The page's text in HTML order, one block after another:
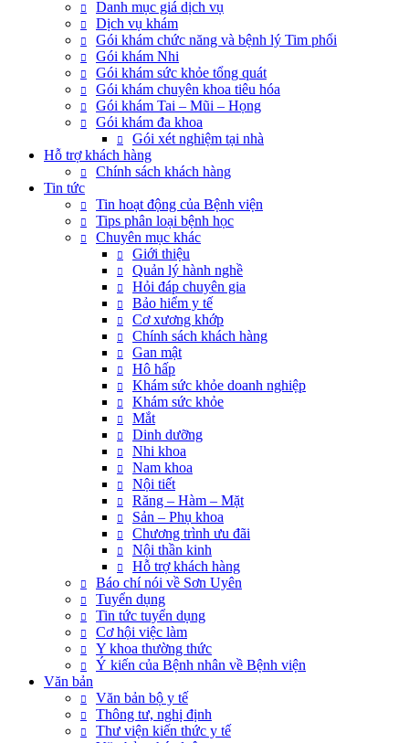
Danh mục giá dịch vụ
Dịch vụ khám
Gói khám chức năng và bệnh lý Tim phổi
Gói khám Nhi
Gói khám sức khỏe tổng quát
Gói khám chuyên khoa tiêu hóa
Gói khám Tai – Mũi – Họng
Gói khám đa khoa
Gói xét nghiệm tại nhà
Hỗ trợ khách hàng
Chính sách khách hàng
Tin tức
Tin hoạt động của Bệnh viện
Tips phân loại bệnh học
Chuyên mục khác
Giới thiệu
Quản lý hành nghề
Hỏi đáp chuyên gia
Bảo hiểm y tế
Cơ xương khớp
Chính sách khách hàng
Gan mật
Hô hấp
Khám sức khỏe doanh nghiệp
Khám sức khỏe
Mắt
Dinh dưỡng
Nhi khoa
Nam khoa
Nội tiết
Răng – Hàm – Mặt
Sản – Phụ khoa
Chương trình ưu đãi
Nội thần kinh
Hỗ trợ khách hàng
Báo chí nói về Sơn Uyên
Tuyển dụng
Tin tức tuyển dụng
Cơ hội việc làm
Y khoa thường thức
Ý kiến của Bệnh nhân về Bệnh viện
Văn bản
Văn bản bộ y tế
Thông tư, nghị định
Thư viện kiến thức y tế